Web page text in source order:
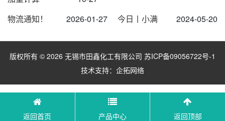
物流通知！ 2026-01-27 今日丨小满 2024-05-20
版权所有 © 2026 无锡市田鑫化工有限公司 苏ICP备09056722号-1
技术支持： 企拓网络
返回首页 产品中心 返回顶部